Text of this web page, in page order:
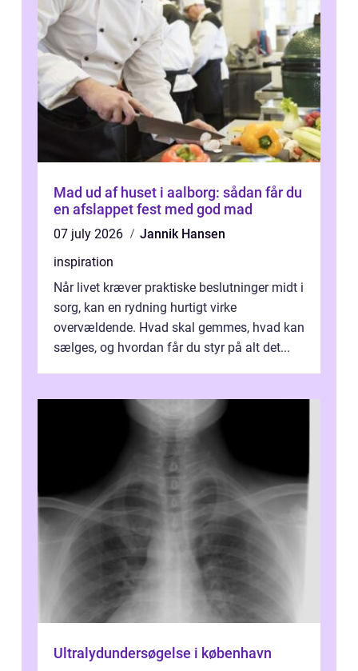
Mad ud af huset i aalborg: sådan får du
en afslappet fest med god mad
07 july 2026
Jannik Hansen
inspiration
Når livet kræver praktiske beslutninger midt i
sorg, kan en rydning hurtigt virke
overvældende. Hvad skal gemmes, hvad kan
sælges, og hvordan får du styr på alt det...
Ultralydundersøgelse i københavn